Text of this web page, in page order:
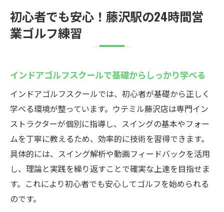
最新ゴルフシミュレーターでリアルな体験
24時間営業の快適なインドアゴルフ練習
通い放題プランで何度でも利用できる魅力
駅近のインドアゴルフスクールで充実した
時間
初心者でも安心！藤沢駅の24時間営
業ゴルフ練習
インドアゴルフスクールで基礎からしっかり学べる
インドアゴルフスクールでは、初心者が基礎から正しく
学べる環境が整っています。ウテミル藤沢店は専門イン
ストラクターが個別に指導し、スイングの基本やフォー
ムを丁寧に教えるため、効率的に技術を習得できます。
具体的には、スイング解析や動画フィードバックを活用
し、理論と実践を繰り返すことで確実な上達を目指せま
す。これにより初心者でも安心してゴルフを始められる
のです。